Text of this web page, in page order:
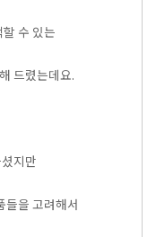
수 있는
드렸는데요.
지만
들을 고려해서